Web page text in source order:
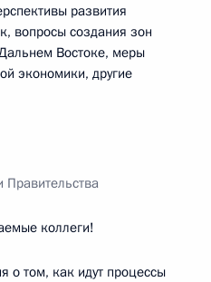
развития
вопросы создания зон
Востоке, меры
экономики, другие
коллеги!
о том, как идут процессы